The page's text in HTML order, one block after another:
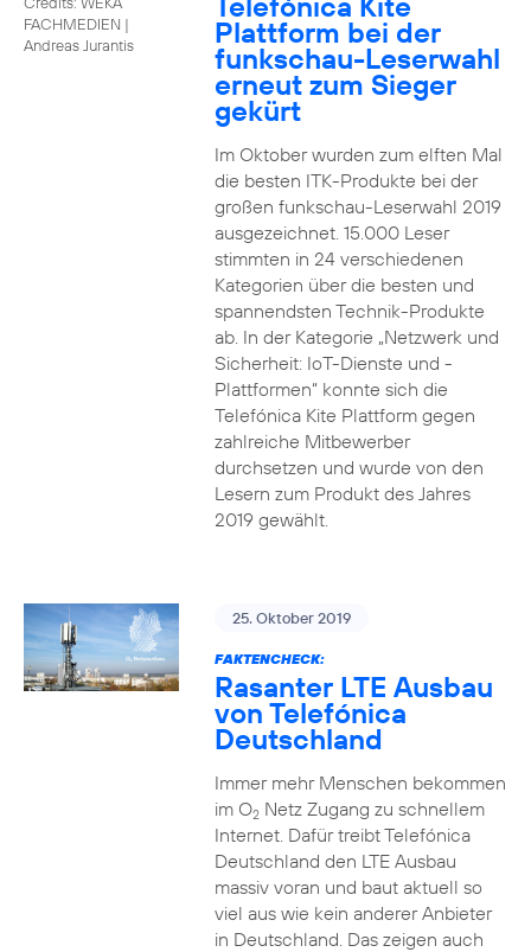
FACHMEDIEN |
Andreas Jurantis
Plattform bei der
funkschau-Leserwahl
erneut zum Sieger
gekürt
Im Oktober wurden zum elften Mal
die besten ITK-Produkte bei der
großen funkschau-Leserwahl 2019
ausgezeichnet. 15.000 Leser
stimmten in 24 verschiedenen
Kategorien über die besten und
spannendsten Technik-Produkte
ab. In der Kategorie „Netzwerk und
Sicherheit: IoT-Dienste und -
Plattformen“ konnte sich die
Telefónica Kite Plattform gegen
zahlreiche Mitbewerber
durchsetzen und wurde von den
Lesern zum Produkt des Jahres
2019 gewählt.
25. Oktober 2019
FAKTENCHECK:
Rasanter LTE Ausbau
von Telefónica
Deutschland
Immer mehr Menschen bekommen
im O2Netz Zugang zu schnellem
Internet. Dafür treibt Telefónica
Deutschland den LTE Ausbau
massiv voran und baut aktuell so
viel aus wie kein anderer Anbieter
in Deutschland. Das zeigen auch